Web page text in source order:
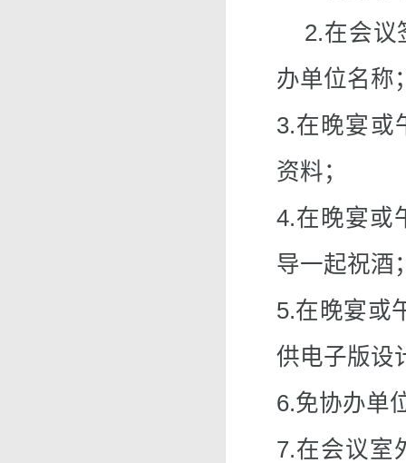
2.在会议
办单位名称
3.在晚宴或
资料；
4.在晚宴或
导一起祝酒
5.在晚宴或
供电子版设
6.免协办单
7.在会议室